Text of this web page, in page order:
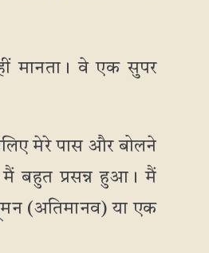
मानता। वे एक सुपर
मेरे पास और बोलने
बहुत प्रसन्न हुआ। मैं
(अतिमानव) या एक